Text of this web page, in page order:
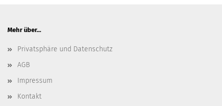
Mehr über...
Privatsphäre und Datenschutz
AGB
Impressum
Kontakt